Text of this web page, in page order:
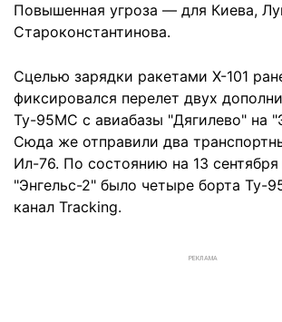
Повышенная угроза — для Киева,
Староконстантинова.
Сцелью зарядки ракетами Х-101
фиксировался перелет двух
Ту-95МС с авиабазы ​​"Дягилево" на
Сюда же отправили два
Ил-76. По состоянию на 13 сентября
"Энгельс-2" было четыре борта Ту-
канал Tracking.
РЕКЛАМА